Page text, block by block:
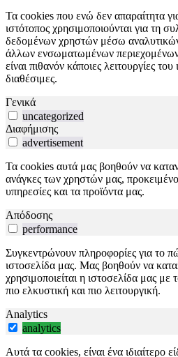
Τα cookies που ενώ δεν απαραίτητα
ιστότοπος χρησιμοποιούνται για τη
δεδομένων χρηστών μέσω
άλλων ενσωματωμένων
είναι πιθανόν κάποιες λειτουργίες
διαθέσιμες.
Γενικά
uncategorized
Διαφήμισης
advertisement
Τα cookies αυτά μας βοηθούν να
ανάγκες των χρηστών μας,
υπηρεσίες και τα προϊόντα μας.
Απόδοσης
performance
Συγκεντρώνουν πληροφορίες για το
ιστοσελίδα μας. Μας βοηθούν να
χρησιμοποιείται η ιστοσελίδα μας
πιο ελκυστική και πιο λειτουργική.
Analytics
analytics
Αυτά τα cookies, είναι ένα ιδιαίτερο